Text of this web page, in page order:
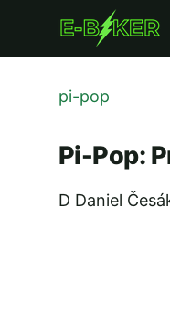
pi-pop
Pi-Pop:
D Daniel